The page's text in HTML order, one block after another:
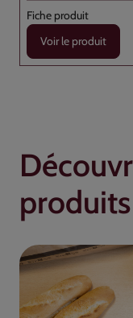
Voir le produit
produits